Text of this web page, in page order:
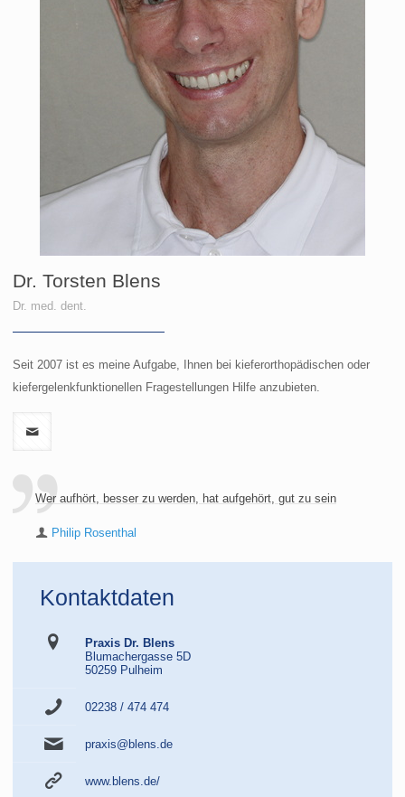
Dr. Torsten Blens
Dr. med. dent.
Seit 2007 ist es meine Aufgabe, Ihnen bei kieferorthopädischen oder
kiefergelenkfunktionellen Fragestellungen Hilfe anzubieten.
Wer aufhört, besser zu werden, hat aufgehört, gut zu sein
Philip Rosenthal
Kontaktdaten
Praxis Dr. Blens
Blumachergasse 5D
50259 Pulheim
02238 / 474 474
praxis@blens.de
www.blens.de/